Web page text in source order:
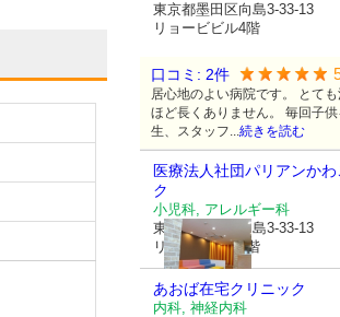
東京都墨田区向島3-33-13
リョービビル4階
口コミ: 2件
居心地のよい病院です。 とて
ほど長くありません。 毎回子
生、スタッフ...続きを読む
医療法人社団パリアンかわ
ク
小児科, アレルギー科
東京都墨田区向島3-33-13
リョービビル6階
あおば在宅クリニック
内科, 神経内科